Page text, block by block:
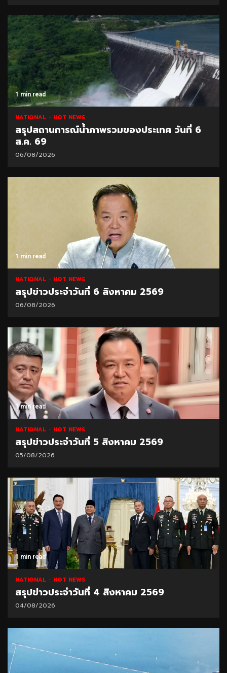
1 min read
NATIONAL HOT NEWS
สรุปสถานการณ์น้ำภาพรวมของประเทศ วันที่ 6
ส.ค. 69
06/08/2026
1 min read
NATIONAL HOT NEWS
สรุปข่าวประจำวันที่ 6 สิงหาคม 2569
06/08/2026
1 min read
NATIONAL HOT NEWS
สรุปข่าวประจำวันที่ 5 สิงหาคม 2569
05/08/2026
1 min read
NATIONAL HOT NEWS
สรุปข่าวประจำวันที่ 4 สิงหาคม 2569
04/08/2026